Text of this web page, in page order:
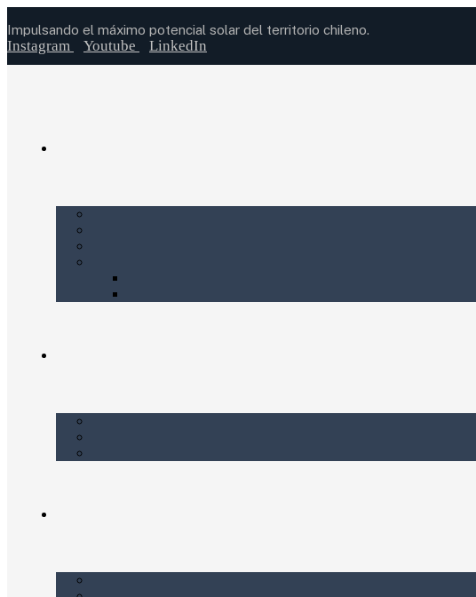
Impulsando el máximo potencial solar del territorio chileno.
Instagram Youtube LinkedIn